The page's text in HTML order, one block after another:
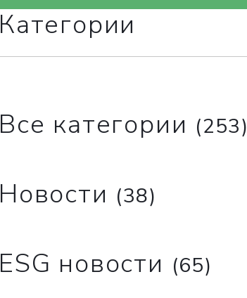
Категории
Все категории (253)
Новости (38)
ESG новости (65)